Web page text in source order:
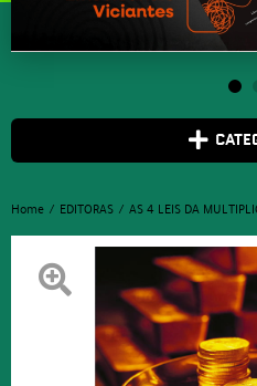
Home EDITORAS AS 4 LEIS DA